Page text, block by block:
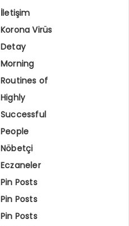
İletişim
Korona Virüs
Detay
Morning
Routines of
Highly
Successful
People
Nöbetçi
Eczaneler
Pin Posts
Pin Posts
Pin Posts